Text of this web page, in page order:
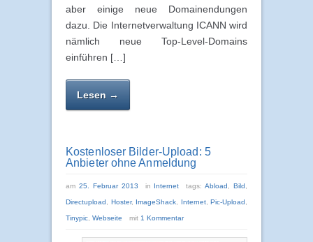
aber einige neue Domainendungen
dazu. Die Internetverwaltung ICANN wird
nämlich neue Top-Level-Domains
einführen […]
Lesen →
Kostenloser Bilder-Upload: 5
Anbieter ohne Anmeldung
am 25. Februar 2013 in Internet tags:Abload ,Bild
Directupload Hoster, ImageShack Internet, Pic-Upload
Tinypic Webseite mit 1 Kommentar